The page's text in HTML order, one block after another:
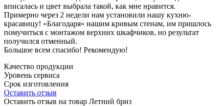
вписалась и цвет выбрала такой, как мне нравится.
Примерно через 2 недели нам установили нашу кухню-
красавицу! «Благодаря» нашим кривым стенам, им пришлось
помучиться с монтажом верхних шкафчиков, но результат
получился отменный.
Большое всем спасибо! Рекомендую!
Качество продукции
Уровень сервиса
Срок изготовления
Оставить отзыв
Оставить отзыв на товар Летний бриз